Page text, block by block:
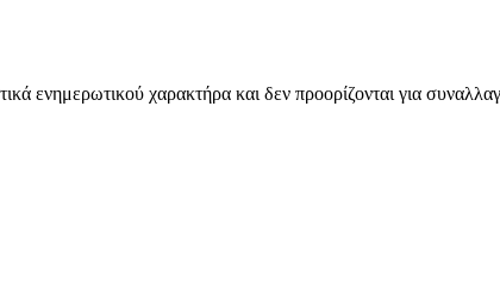
ενημερωτικού χαρακτήρα και δεν προορίζονται για